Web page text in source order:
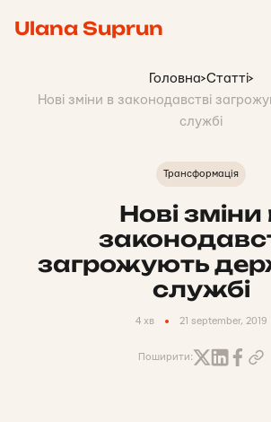
Ulana Suprun
Головна>Статті>
Нові зміни в законодавстві
службі
Трансформація
Нові зміни
загрожують
службі
4 хв 21 september, 2019
Поширити: